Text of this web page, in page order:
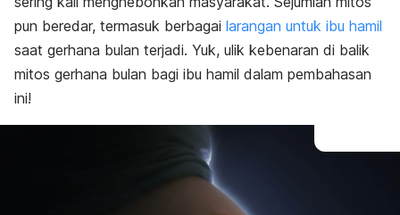
pun beredar, termasuk berbagai larangan untuk ibu hamil
saat gerhana bulan terjadi. Yuk, ulik kebenaran di balik
mitos gerhana bulan bagi ibu hamil dalam pembahasan
ini!